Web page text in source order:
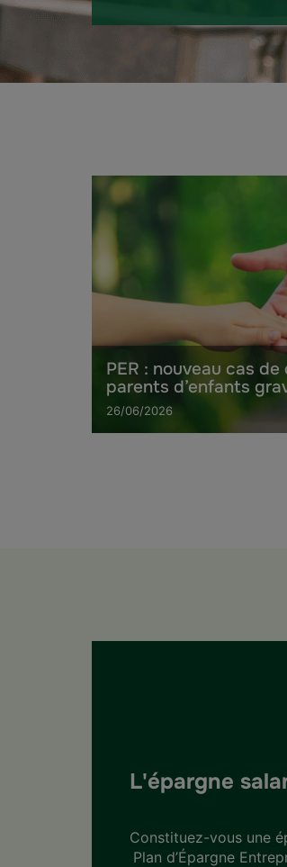
PER : nouveau cas
parents d’enfants
26/06/2026
L'épargne
Constituez-vous une
Plan d’Épargne